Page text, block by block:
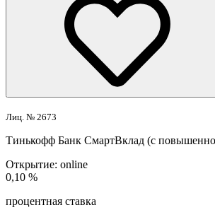
Лиц. № 2673
Тинькофф Банк СмартВклад (с
Открытие: online
0,10 %
процентная ставка